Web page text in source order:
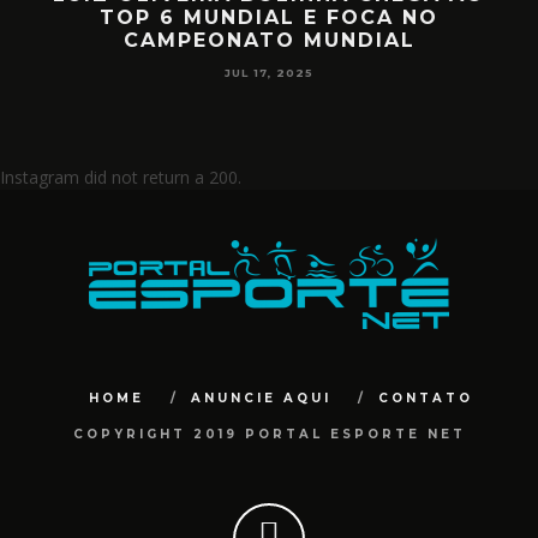
MIILLER E PATTY DIAZ DE VOLTA AO
CIRCUITO MUNDIAL
JUL 17, 2025
Instagram did not return a 200.
HOME ANUNCIE AQUI CONTATO
COPYRIGHT 2019 PORTAL ESPORTE NET